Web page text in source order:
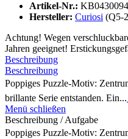
Artikel-Nr.: KB0430094
Hersteller: Curiosi (Q5-
Achtung! Wegen
Jahren geeignet!
Beschreibung
Beschreibung
Poppiges Puzzle-Motiv:
brillante Serie entstanden. Ein...
Menü schließen
Beschreibung / Aufgabe
Poppiges Puzzle-Motiv: